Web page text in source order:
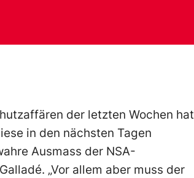
der letzten Wochen hat
in den nächsten Tagen
Ausmass der NSA-
„Vor allem aber muss der